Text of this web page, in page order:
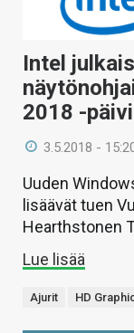
Intel
2018 -
3.5.2018 -
Uuden
lisäävät tuen
Hearthstonen
Lue lisää
Ajurit HD